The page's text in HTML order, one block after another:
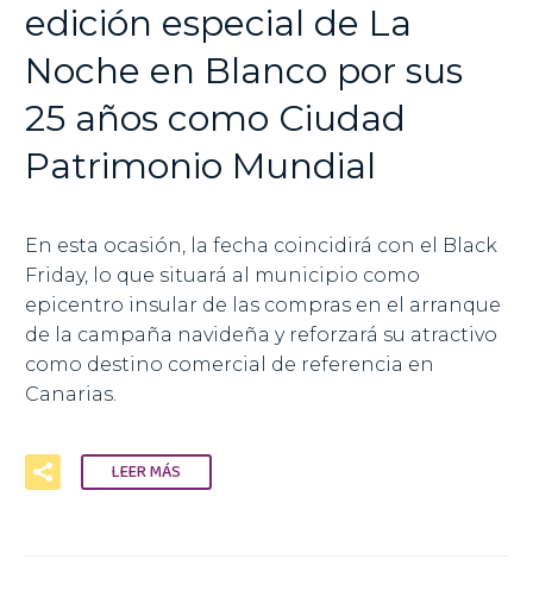
edición especial de La
Noche en Blanco por sus
25 años como Ciudad
Patrimonio Mundial
En esta ocasión, la fecha coincidirá con el Black
Friday, lo que situará al municipio como
epicentro insular de las compras en el arranque
de la campaña navideña y reforzará su atractivo
como destino comercial de referencia en
Canarias.
LEER MÁS